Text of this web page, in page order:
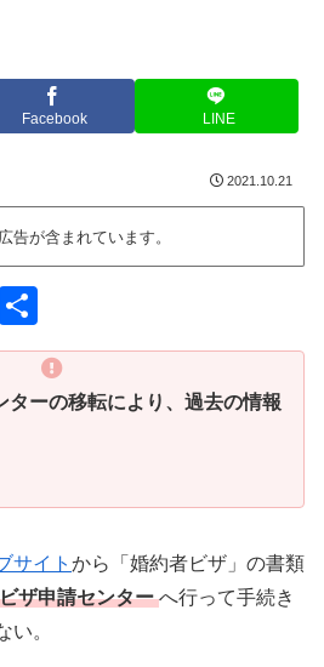
Facebook LINE
2021.10.21
告が含まれています。
Li
有
ターの移転により、過去の情報
サイト から「婚約者ビザ」の書類
ザ申請センターへ行って手続き
い。